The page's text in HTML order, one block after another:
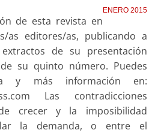
ENERO 2015
de esta revista en
as editores/as, publicando a
de su presentación
su quinto número. Puedes
y más información en:
Las contradicciones
crecer y la imposibilidad
la demanda, o entre el